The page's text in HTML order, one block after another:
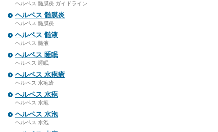
ヘルペス 髄膜炎 ガイドライン
ヘルペス 髄膜炎
ヘルペス 髄膜炎
ヘルペス 髄液
ヘルペス 髄液
ヘルペス 睡眠
ヘルペス 睡眠
ヘルペス 水疱瘡
ヘルペス 水疱瘡
ヘルペス 水疱
ヘルペス 水疱
ヘルペス 水泡
ヘルペス 水泡